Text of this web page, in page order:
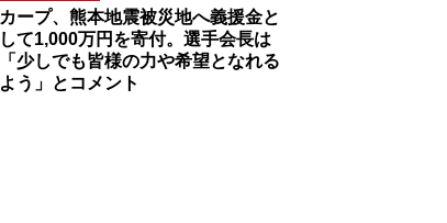
カープ、熊本地震被災地へ義援金と
して1,000万円を寄付。選手会長は
「少しでも皆様の力や希望となれる
よう」とコメント